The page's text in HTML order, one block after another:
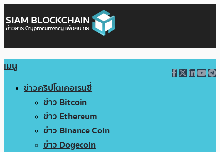
เมนู
ข่าวคริปโตเคอเรนซี่
ข่าว Bitcoin
ข่าว Ethereum
ข่าว Binance Coin
ข่าว Dogecoin